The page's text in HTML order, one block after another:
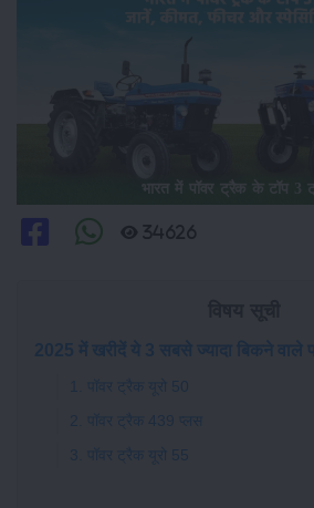
भारत में पॉवर ट्रैक के टॉप 3
34626
2025 में खरीदें ये 3 सबसे ज्यादा बिकने वाले
1. पॉवर ट्रैक यूरो 50
2. पॉवर ट्रैक 439 प्लस
3. पॉवर ट्रैक यूरो 55